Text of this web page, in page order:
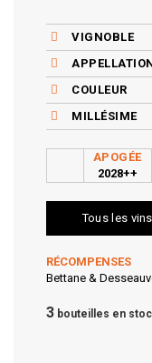
VIGNOBLE
COULEUR
MILLÉSIME
APOGÉE
2028++
Tous les
RÉCOMPENSES
Bettane &
3 bouteilles en